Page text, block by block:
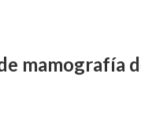
mamografía